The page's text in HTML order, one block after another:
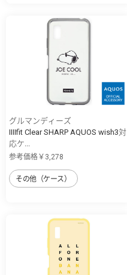
グルマンディーズ
IIIIfit Clear SHARP AQUOS wish3対
応ケ...
参考価格￥3,278
その他（ケース）